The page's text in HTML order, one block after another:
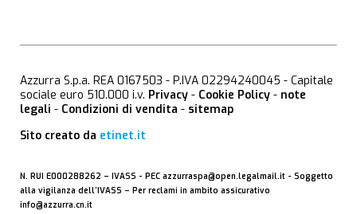
Azzurra S.p.a. REA 0167503 - P.IVA 02294240045 - Capitale
sociale euro 510.000 i.v. Privacy - Cookie Policy - note
legali - Condizioni di vendita - sitemap
Sito creato da etinet.it
N. RUI E000288262 – IVASS - PEC azzurraspa@open.legalmail.it - Soggetto
alla vigilanza dell’IVASS – Per reclami in ambito assicurativo
info@azzurra.cn.it